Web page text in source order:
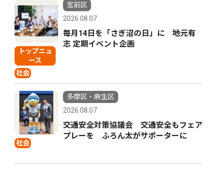
トップニュ
ース
社会
宮前区
2026.08.07
毎月14日を「さぎ沼の日」に 地元有
志 定期イベント企画
社会
多摩区・麻生区
2026.08.07
交通安全対策協議会 交通安全もフェア
プレーを ふろん太がサポーターに